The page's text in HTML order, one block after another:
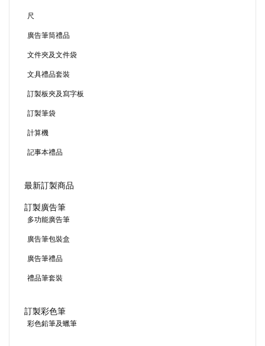
尺
廣告筆筒禮品
文件夾及文件袋
文具禮品套裝
訂製板夾及寫字板
訂製筆袋
計算機
記事本禮品
最新訂製商品
訂製廣告筆
多功能廣告筆
廣告筆包裝盒
廣告筆禮品
禮品筆套裝
訂製彩色筆
彩色鉛筆及蠟筆